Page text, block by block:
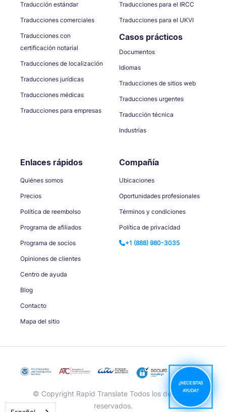
¿NECESITAS
AYUDA?
Traducción estándar
Traducciones comerciales
Traducciones con
certificación notarial
Traducciones de localización
Traducciones jurídicas
Traducciones médicas
Traducciones para empresas
Traducciones para el IRCC
Traducciones para el UKVI
Casos prácticos
Documentos
Idiomas
Traducciones de sitios web
Traducciones urgentes
Traducción técnica
Industrias
Enlaces rápidos
Quiénes somos
Precios
Política de reembolso
Programa de afiliados
Programa de socios
Opiniones de clientes
Centro de ayuda
Blog
Contacto
Mapa del sitio
Compañía
Ubicaciones
Oportunidades profesionales
Términos y condiciones
Política de privacidad
+1 (888) 980-3035
© Copyright Rapid Translate Todos los derechos
reservados.